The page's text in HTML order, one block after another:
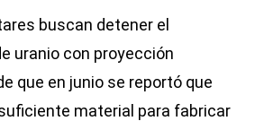
buscan detener el
uranio con proyección
que en junio se reportó que
material para fabricar